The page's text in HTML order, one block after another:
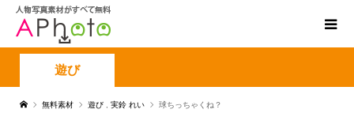
遊び
無料素材 遊び 実鈴 れい 球ちっちゃくね？